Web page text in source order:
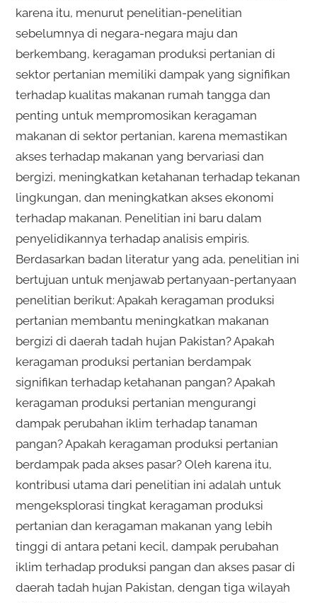
karena itu, menurut penelitian-penelitian
sebelumnya di negara-negara maju dan
berkembang, keragaman produksi pertanian di
sektor pertanian memiliki dampak yang signifikan
terhadap kualitas makanan rumah tangga dan
penting untuk mempromosikan keragaman
makanan di sektor pertanian, karena memastikan
akses terhadap makanan yang bervariasi dan
bergizi, meningkatkan ketahanan terhadap tekanan
lingkungan, dan meningkatkan akses ekonomi
terhadap makanan. Penelitian ini baru dalam
penyelidikannya terhadap analisis empiris.
Berdasarkan badan literatur yang ada, penelitian ini
bertujuan untuk menjawab pertanyaan-pertanyaan
penelitian berikut: Apakah keragaman produksi
pertanian membantu meningkatkan makanan
bergizi di daerah tadah hujan Pakistan? Apakah
keragaman produksi pertanian berdampak
signifikan terhadap ketahanan pangan? Apakah
keragaman produksi pertanian mengurangi
dampak perubahan iklim terhadap tanaman
pangan? Apakah keragaman produksi pertanian
berdampak pada akses pasar? Oleh karena itu,
kontribusi utama dari penelitian ini adalah untuk
mengeksplorasi tingkat keragaman produksi
pertanian dan keragaman makanan yang lebih
tinggi di antara petani kecil, dampak perubahan
iklim terhadap produksi pangan dan akses pasar di
daerah tadah hujan Pakistan, dengan tiga wilayah